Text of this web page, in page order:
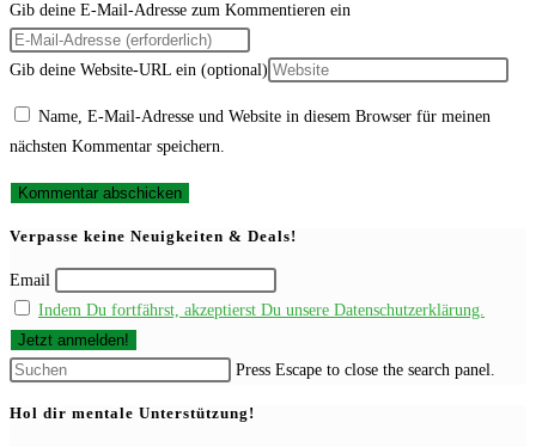
Gib deine E-Mail-Adresse zum Kommentieren ein
Gib deine Website-URL ein (optional)
Name, E-Mail-Adresse und Website in diesem Browser für meinen
nächsten Kommentar speichern.
Verpasse keine Neuigkeiten & Deals!
Email
Indem Du fortfährst, akzeptierst Du unsere Datenschutzerklärung.
Press Escape to close the search panel.
Hol dir mentale Unterstützung!